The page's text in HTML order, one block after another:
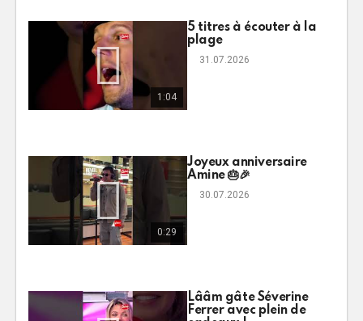
1:04
5 titres à écouter à la
plage
31.07.2026
0:29
Joyeux anniversaire
Amine 🎂🎉
30.07.2026
Lââm gâte Séverine
Ferrer avec plein de